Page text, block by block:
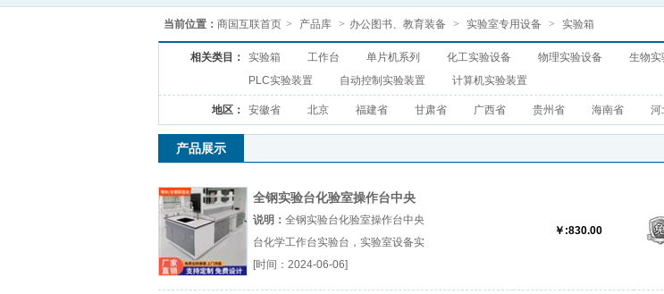
当前位置： 商国互联首页 > 产品库 > 办公图书、教育装备 > 实验室专用设备 > 实验箱
相关类目： 实验箱 工作台 单片机系列 化工实验设备 物理实验设备 生物实
PLC实验装置
自动控制实验装置 计算机实验装置
地区： 安徽省 北京 福建省 甘肃省 广西省 贵州省 海南省 河
产品展示
全钢实验台化验室操作台中央
台化学工作台
说明： 全钢实验台化验室操作台中央
台化学工作台实验台，实验室设备实
验室规划，通风柜水槽台厂（...『实
验台，实验室设备』
[时间：2024-06-06]
￥:830.00